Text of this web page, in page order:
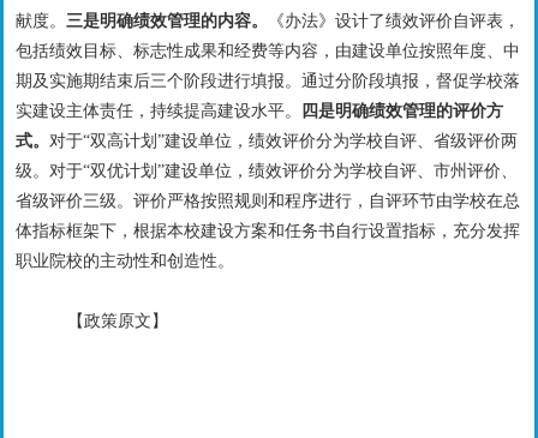
献度。 三是明确绩效管理的内容。 《办法》设计了绩效评价自评表，
包括绩效目标、 标志性成果和经费等内容 ，由建设单位按照年度、中
期及实施期结束后三个阶段进行填报。通过分阶段填报，督促学校落
实建设主体责任，持续提高建设水平。
四是明确绩效管理的评价方
式。 对于“双高计划”建设单位，绩效评价分为学校自评、省级评价两
级。 对于“双优计划 ”建设单位，绩效评价分为学校自评、 市州评价、
省级评价三级。 评价严格按照规则和程序进行，自评环节由学校在总
体指标框架下，根据本校建设方案和任务书 自行设置指标，充分发挥
职业院校的主动性和创造性。
【政策原文】